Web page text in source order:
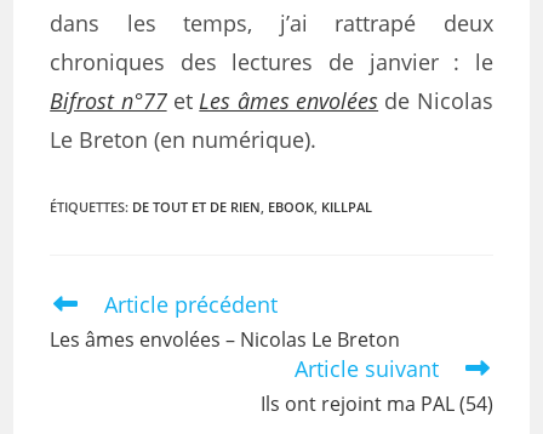
dans les temps, j’ai rattrapé deux
chroniques des lectures de janvier : le
Bifrost n°77etLes âmes envolées de Nicolas
Le Breton (en numérique).
ÉTIQUETTES: DE TOUT ET DE RIEN, EBOOK, KILLPAL
Article précédent
Les âmes envolées – Nicolas Le Breton
Article suivant
Ils ont rejoint ma PAL (54)